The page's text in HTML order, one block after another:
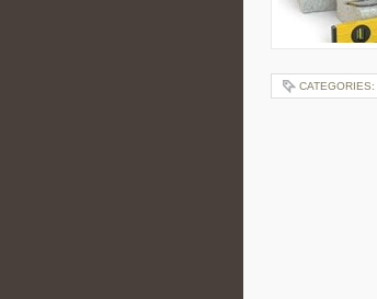
CATEGORIES: